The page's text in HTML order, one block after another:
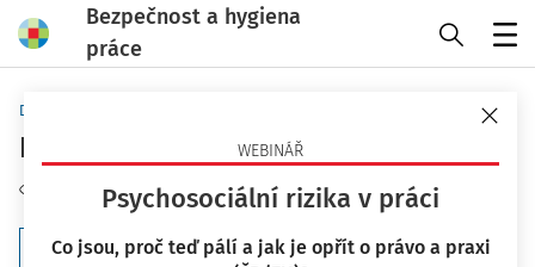
Bezpečnost a hygiena
práce
WEBINÁŘ
Psychosociální rizika v práci
Co jsou, proč teď pálí a jak je opřít o právo a praxi
Domů
Elektrická zařízení
Sledovat kategorii
Filtr